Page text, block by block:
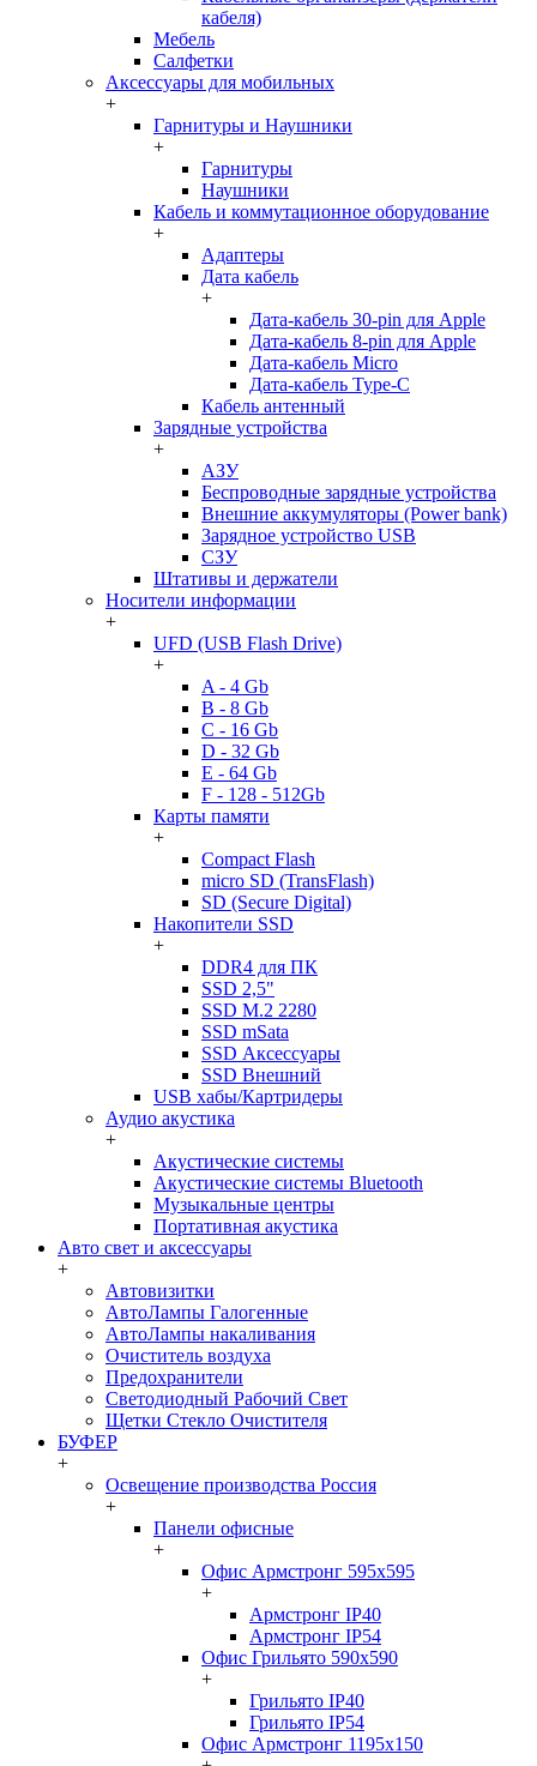
кабеля)
Мебель
Салфетки
Аксессуары для мобильных
+
Гарнитуры и Наушники
+
Гарнитуры
Наушники
Кабель и коммутационное оборудование
+
Адаптеры
Дата кабель
+
Дата-кабель 30-pin для Apple
Дата-кабель 8-pin для Apple
Дата-кабель Micro
Дата-кабель Type-C
Кабель антенный
Зарядные устройства
+
АЗУ
Беспроводные зарядные устройства
Внешние аккумуляторы (Power bank)
Зарядное устройство USB
СЗУ
Штативы и держатели
Носители информации
+
UFD (USB Flash Drive)
+
A - 4 Gb
B - 8 Gb
C - 16 Gb
D - 32 Gb
E - 64 Gb
F - 128 - 512Gb
Карты памяти
+
Compact Flash
micro SD (TransFlash)
SD (Secure Digital)
Накопители SSD
+
DDR4 для ПК
SSD 2,5"
SSD M.2 2280
SSD mSata
SSD Аксессуары
SSD Внешний
USB хабы/Картридеры
Аудио акустика
+
Акустические системы
Акустические системы Bluetooth
Музыкальные центры
Портативная акустика
Авто свет и аксессуары
+
Автовизитки
АвтоЛампы Галогенные
АвтоЛампы накаливания
Очиститель воздуха
Предохранители
Светодиодный Рабочий Свет
Щетки Стекло Очистителя
БУФЕР
+
Освещение производства Россия
+
Панели офисные
+
Офис Армстронг 595x595
+
Армстронг IP40
Армстронг IP54
Офис Грильято 590x590
+
Грильято IP40
Грильято IP54
Офис Армстронг 1195x150